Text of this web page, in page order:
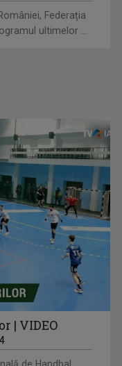
Federația
ultimelor ...
| VIDEO